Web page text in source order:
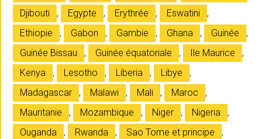
Djibouti
, Egypte , Erythrée , Eswatini
,
Ethiopie
, Gabon , Gambie , Ghana , Guinée
,
Guinée Bissau
, Guinée équatoriale , Ile Maurice
,
Kenya
, Lesotho , Liberia , Libye
,
Madagascar
, Malawi , Mali , Maroc
,
Mauritanie
, Mozambique , Niger , Nigeria
,
Ouganda
, Rwanda , Sao Tome et principe
,